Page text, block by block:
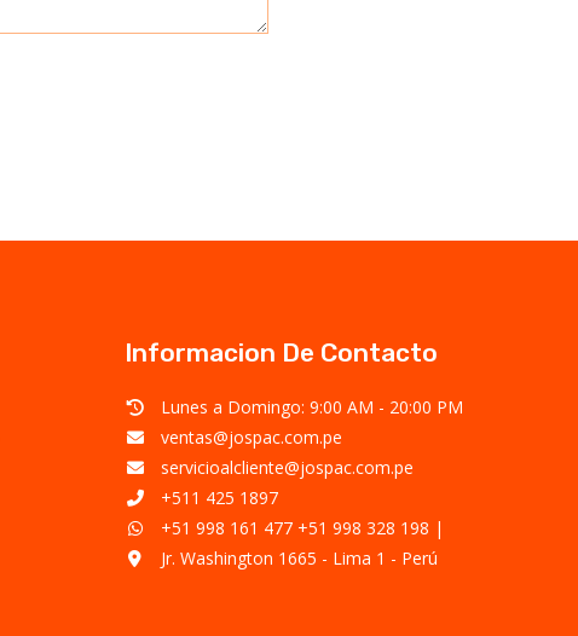
Informacion De Contacto
Lunes a Domingo: 9:00 AM - 20:00 PM
ventas@jospac.com.pe
servicioalcliente@jospac.com.pe
+511 425 1897
+51 998 161 477 +51 998 328 198 |
Jr. Washington 1665 - Lima 1 - Perú